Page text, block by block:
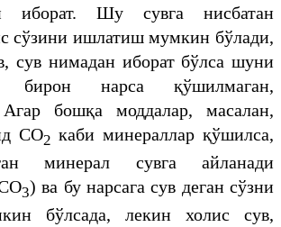
иборат. Шу сувга нисбатан
сўзини ишлатиш мумкин бўлади,
сув нимадан иборат бўлса шуни
нарса қўшилмаган,
бошқа моддалар, масалан,
CO2 каби минераллар қўшилса,
минерал сувга айланади
3) ва бу нарсага сув деган сўзни
бўлсада, лекин холис сув,